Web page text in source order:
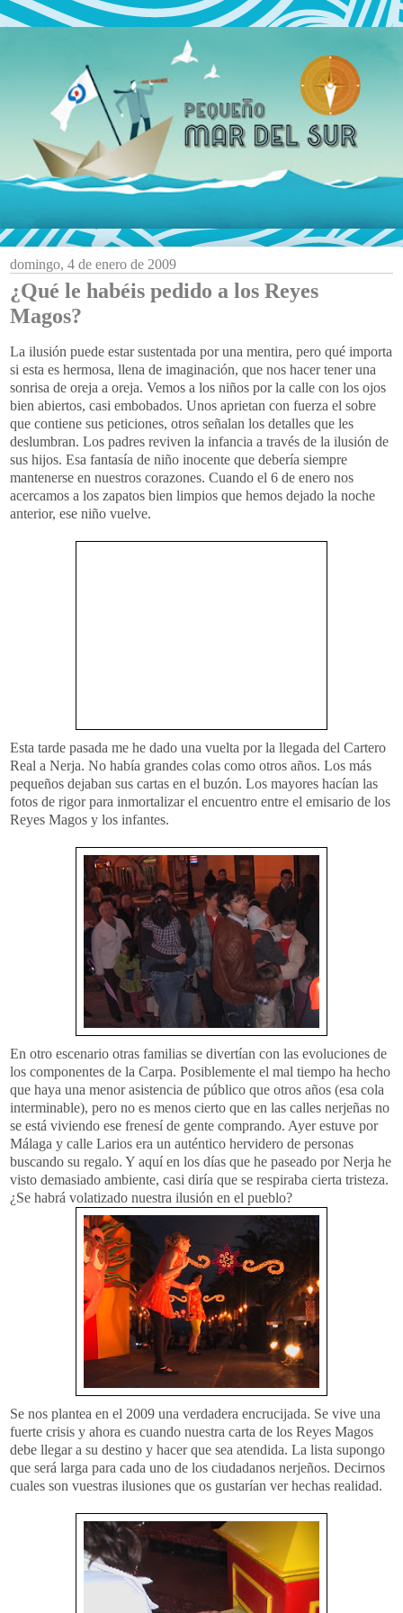
domingo, 4 de enero de 2009
¿Qué le habéis pedido a los Reyes
Magos?
La ilusión puede estar sustentada por una mentira, pero qué importa
si esta es hermosa, llena de imaginación, que nos hacer tener una
sonrisa de oreja a oreja. Vemos a los niños por la calle con los ojos
bien abiertos, casi embobados. Unos aprietan con fuerza el sobre
que contiene sus peticiones, otros señalan los detalles que les
deslumbran. Los padres reviven la infancia a través de la ilusión de
sus hijos. Esa fantasía de niño inocente que debería siempre
mantenerse en nuestros corazones. Cuando el 6 de enero nos
acercamos a los zapatos bien limpios que hemos dejado la noche
anterior, ese niño vuelve.
Esta tarde pasada me he dado una vuelta por la llegada del Cartero
Real a Nerja. No había grandes colas como otros años. Los más
pequeños dejaban sus cartas en el buzón. Los mayores hacían las
fotos de rigor para inmortalizar el encuentro entre el emisario de los
Reyes Magos y los infantes.
En otro escenario otras familias se divertían con las evoluciones de
los componentes de la Carpa. Posiblemente el mal tiempo ha hecho
que haya una menor asistencia de público que otros años (esa cola
interminable), pero no es menos cierto que en las calles nerjeñas no
se está viviendo ese frenesí de gente comprando. Ayer estuve por
Málaga y calle Larios era un auténtico hervidero de personas
buscando su regalo. Y aquí en los días que he paseado por Nerja he
visto demasiado ambiente, casi diría que se respiraba cierta tristeza.
¿Se habrá volatizado nuestra ilusión en el pueblo?
Se nos plantea en el 2009 una verdadera encrucijada. Se vive una
fuerte crisis y ahora es cuando nuestra carta de los Reyes Magos
debe llegar a su destino y hacer que sea atendida. La lista supongo
que será larga para cada uno de los ciudadanos nerjeños. Decirnos
cuales son vuestras ilusiones que os gustarían ver hechas realidad.